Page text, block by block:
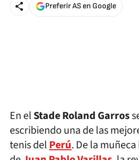
Preferir AS en Google
En elStade Roland Garros
escribiendo una de las
tenis delPerú. De la